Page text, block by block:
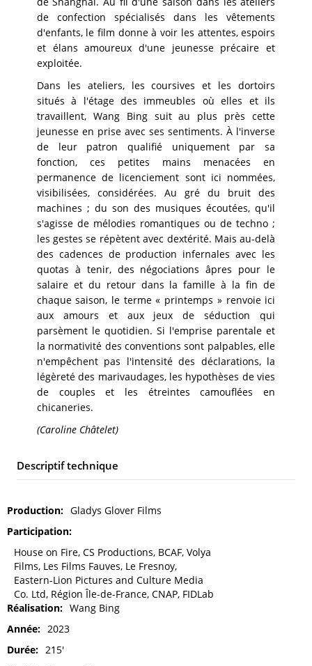
de confection spécialisés dans les vêtements
d'enfants, le film donne à voir les attentes, espoirs
et élans amoureux d'une jeunesse précaire et
exploitée.
Dans les ateliers, les coursives et les dortoirs
situés à l'étage des immeubles où elles et ils
travaillent, Wang Bing suit au plus près cette
jeunesse en prise avec ses sentiments. À l'inverse
de leur patron qualifié uniquement par sa
fonction, ces petites mains menacées en
permanence de licenciement sont ici nommées,
visibilisées, considérées. Au gré du bruit des
machines ; du son des musiques écoutées, qu'il
s'agisse de mélodies romantiques ou de techno ;
les gestes se répètent avec dextérité. Mais au-delà
des cadences de production infernales avec les
quotas à tenir, des négociations âpres pour le
salaire et du retour dans la famille à la fin de
chaque saison, le terme « printemps » renvoie ici
aux amours et aux jeux de séduction qui
parsèment le quotidien. Si l'emprise parentale et
la normativité des conventions sont palpables, elle
n'empêchent pas l'intensité des déclarations, la
légèreté des marivaudages, les hypothèses de vies
de couples et les étreintes camouflées en
chicaneries.
(Caroline Châtelet)
Descriptif technique
Production
Gladys Glover Films
Participation
House on Fire, CS Productions, BCAF, Volya
Films, Les Films Fauves, Le Fresnoy,
Eastern-Lion Pictures and Culture Media
Co. Ltd, Région Île-de-France, CNAP, FIDLab
Réalisation
Wang Bing
Année
2023
Durée
215'